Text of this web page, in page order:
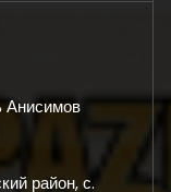
Анисимов
район, с.